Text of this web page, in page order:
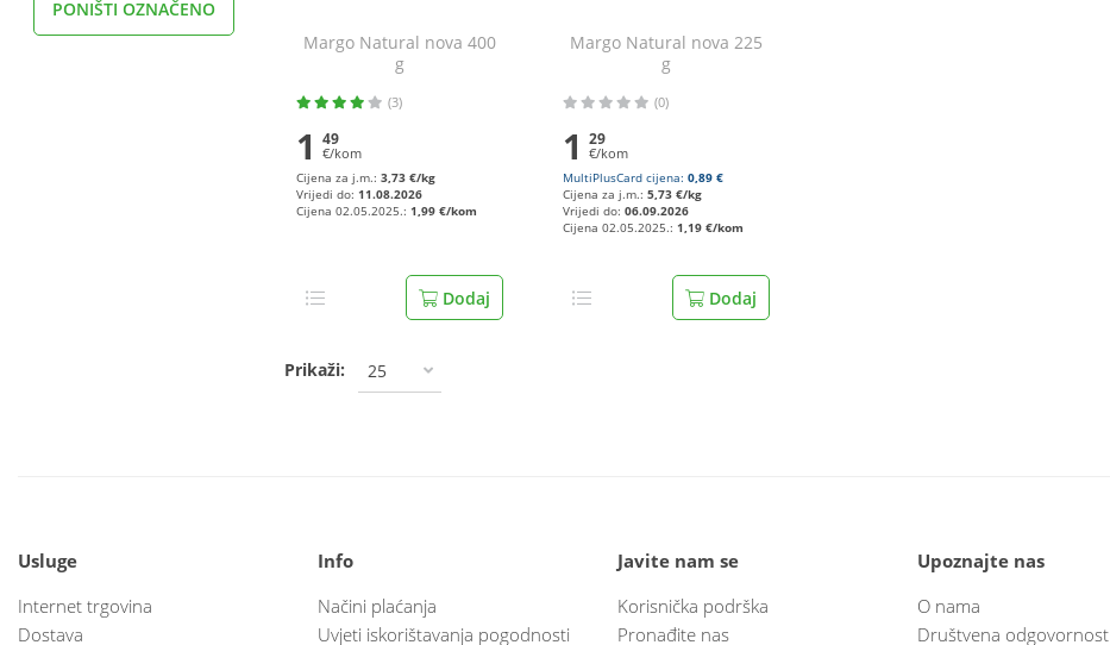
PONIŠTI OZNAČENO
Margo Natural nova 400
g
(3)
1 49
€/kom
Cijena za j.m.: 3,73 €/kg
Vrijedi do: 11.08.2026
Cijena 02.05.2025.: 1,99 €/kom
Dodaj
Margo Natural nova 225
g
(0)
1 29
€/kom
MultiPlusCard cijena: 0,89 €
Cijena za j.m.: 5,73 €/kg
Vrijedi do: 06.09.2026
Cijena 02.05.2025.: 1,19 €/kom
Dodaj
Prikaži: 25
Usluge
Internet trgovina
Dostava
Info
Načini plaćanja
Uvjeti iskorištavanja pogodnosti
Javite nam se
Korisnička podrška
Pronađite nas
Upoznajte nas
O nama
Društvena odgovornost